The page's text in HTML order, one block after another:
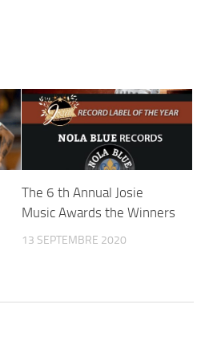
The 6 th Annual Josie
Music Awards the Winners
13 SEPTEMBRE 2020